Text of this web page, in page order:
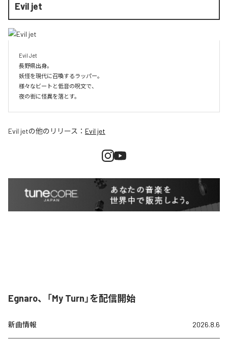
Evil jet
Evil Jet
長野県出身。
妖怪を現代に召喚するラッパー。
様々なビートと低音の呪文で、
夜の街に怪異を落とす。
Evil jetの他のリリース： Evil jet
Egnaro、「My Turn」を配信開始
新曲情報 2026.8.6